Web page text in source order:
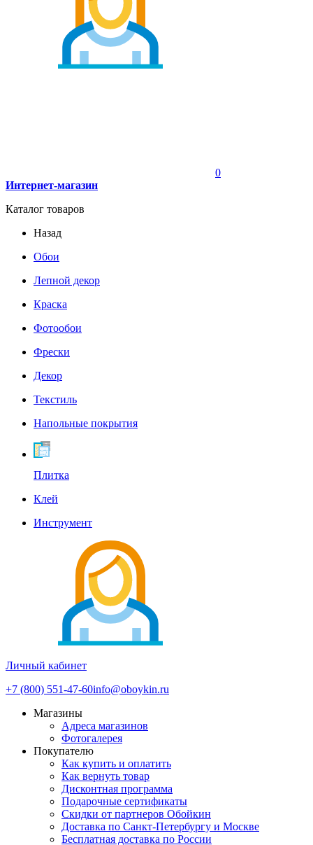
0
Интернет-магазин
Каталог товаров
Назад
Обои
Лепной декор
Краска
Фотообои
Фрески
Декор
Текстиль
Напольные покрытия
Плитка
Клей
Инструмент
Личный кабинет
+7 (800) 551-47-60info@oboykin.ru
Магазины
Адреса магазинов
Фотогалерея
Покупателю
Как купить и оплатить
Как вернуть товар
Дисконтная программа
Подарочные сертификаты
Скидки от партнеров Обойкин
Доставка по Санкт-Петербургу и Москве
Бесплатная доставка по России